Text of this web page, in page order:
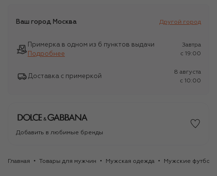
Ваш город Москва Другой город
Примерка в одном из 6 пунктов выдачи
Подробнее
Завтра
c 19:00
Доставка с примеркой
8 августа
c 10:00
Добавить в любимые бренды
Главная Товары для мужчин Мужская одежда Мужские